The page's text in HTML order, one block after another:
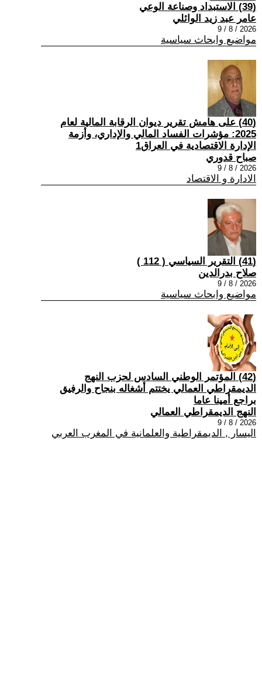
(39) الاستبداد وصناعة الوعي
عامر عبد زيد الوائلي
2026 / 8 / 9
مواضيع وابحاث سياسية
(40) على هامش تقرير ديوان الرقابة المالية لعام
2025: مؤشرات الفساد المالي والإداري، وأزمة
الإدارة الاقتصادية في العراق1
صباح قدوري
2026 / 8 / 9
الادارة و الاقتصاد
(41) التقرير السياسي ( 112 )
صلاح بدرالدين
2026 / 8 / 9
مواضيع وابحاث سياسية
(42) المؤتمر الوطني السادس لحزب النهج
الديمقراطي العمالي يختتم أشغاله بنجاح والرفيق
براجع أمينا عاما
النهج الديمقراطي العمالي
2026 / 8 / 9
اليسار , الديمقراطية والعلمانية في المغرب العربي